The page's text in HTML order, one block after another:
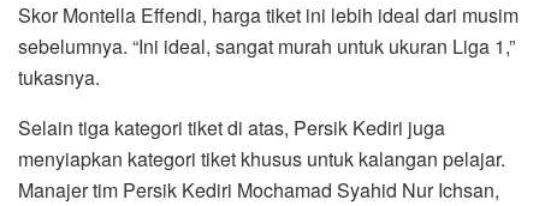
Skor Montella Effendi, harga tiket ini lebih ideal dari musim
sebelumnya. “Ini ideal, sangat murah untuk ukuran Liga 1,”
tukasnya.
Selain tiga kategori tiket di atas, Persik Kediri juga
menyiapkan kategori tiket khusus untuk kalangan pelajar.
Manajer tim Persik Kediri Mochamad Syahid Nur Ichsan,